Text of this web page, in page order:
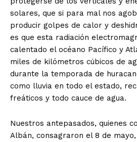
solares, que si para mal nos
producir golpes de calor y
es que esta radiación
calentado el océano Pacífico y
miles de kilómetros cúbicos de
durante la temporada de
como lluvia en todo el estado,
freáticos y todo cauce de agua.
Nuestros antepasados, quienes
Albán, consagraron el 8 de